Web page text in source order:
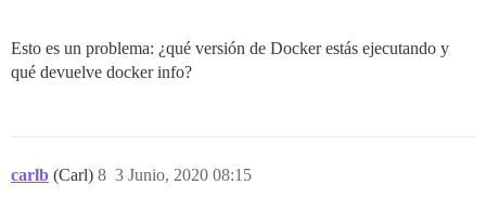
  #version: tests-passed
env:
## se establecerá automáticamente por bootstrap
Esto es un problema: ¿qué versión de Docker estás ejecutando y
qué devuelve docker info?
carlb (Carl) 3 Junio, 2020 08:15
8